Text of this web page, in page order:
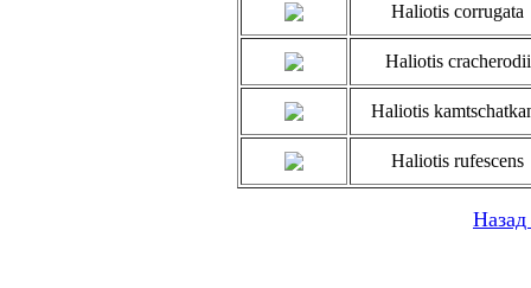
Haliotis corrugata
Haliotis cracherodii
Haliotis
Haliotis rufescens